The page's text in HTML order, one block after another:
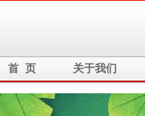
首 页 关于我们